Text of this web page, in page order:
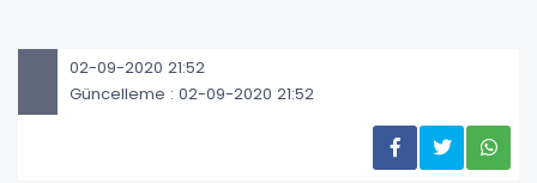
02-09-2020 21:52
Güncelleme : 02-09-2020 21:52